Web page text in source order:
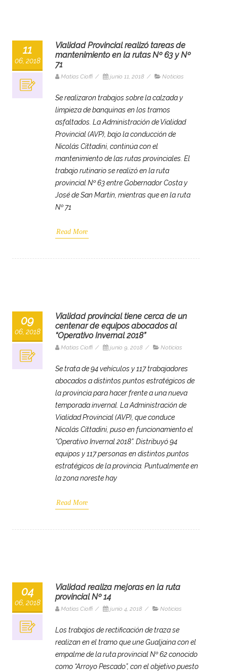
11
06, 2018
Vialidad Provincial realizó tareas de
mantenimiento en la rutas Nº 63 y Nº
71
Matias Cioffi / junio 11, 2018 / Noticias
Se realizaron trabajos sobre la calzada y
limpieza de banquinas en los tramos
asfaltados. La Administración de Vialidad
Provincial (AVP), bajo la conducción de
Nicolás Cittadini, continúa con el
mantenimiento de las rutas provinciales. El
trabajo rutinario se realizó en la ruta
provincial Nº 63 entre Gobernador Costa y
José de San Martín, mientras que en la ruta
Nº 71
Read More
09
06, 2018
Vialidad provincial tiene cerca de un
centenar de equipos abocados al
“Operativo Invernal 2018”
Matias Cioffi / junio 9, 2018 / Noticias
Se trata de 94 vehículos y 117 trabajadores
abocados a distintos puntos estratégicos de
la provincia para hacer frente a una nueva
temporada invernal. La Administración de
Vialidad Provincial (AVP), que conduce
Nicolás Cittadini, puso en funcionamiento el
“Operativo Invernal 2018”. Distribuyó 94
equipos y 117 personas en distintos puntos
estratégicos de la provincia. Puntualmente en
la zona noreste hay
Read More
04
06, 2018
Vialidad realiza mejoras en la ruta
provincial Nº 14
Matias Cioffi / junio 4, 2018 / Noticias
Los trabajos de rectificación de traza se
realizan en el tramo que une Gualjaina con el
empalme de la ruta provincial Nº 62 conocido
como “Arroyo Pescado”, con el objetivo puesto